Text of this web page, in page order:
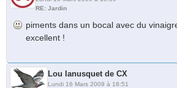
RE: Jardin
piments dans un bocal avec du
excellent !
Lou lanusquet de CX
Lundi 16 Mars 2009 à 18:51